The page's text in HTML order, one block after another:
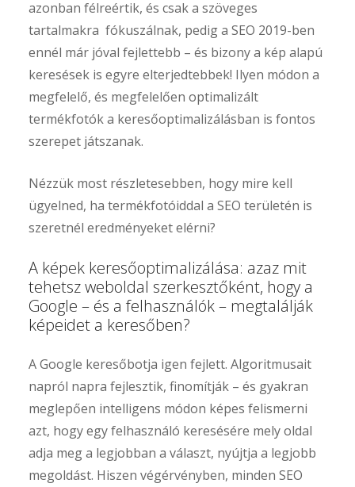
azonban félreértik, és csak a szöveges
tartalmakra fókuszálnak, pedig a SEO 2019-ben
ennél már jóval fejlettebb – és bizony a kép alapú
keresések is egyre elterjedtebbek! Ilyen módon a
megfelelő, és megfelelően optimalizált
termékfotók a keresőoptimalizálásban is fontos
szerepet játszanak.
Nézzük most részletesebben, hogy mire kell
ügyelned, ha termékfotóiddal a SEO területén is
szeretnél eredményeket elérni?
A képek keresőoptimalizálása: azaz mit
tehetsz weboldal szerkesztőként, hogy a
Google – és a felhasználók – megtalálják
képeidet a keresőben?
A Google keresőbotja igen fejlett. Algoritmusait
napról napra fejlesztik, finomítják – és gyakran
meglepően intelligens módon képes felismerni
azt, hogy egy felhasználó keresésére mely oldal
adja meg a legjobban a választ, nyújtja a legjobb
megoldást. Hiszen végérvényben, minden SEO